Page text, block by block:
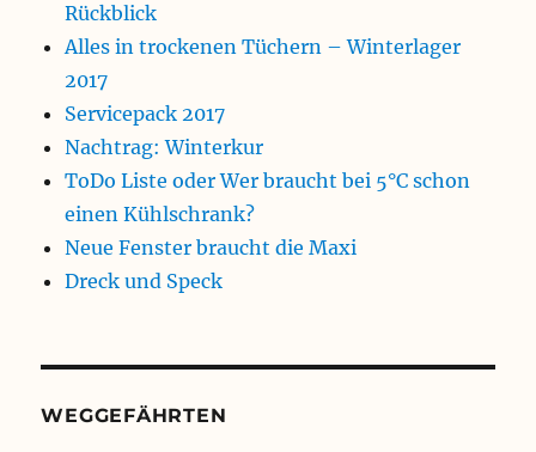
Rückblick
Alles in trockenen Tüchern – Winterlager
2017
Servicepack 2017
Nachtrag: Winterkur
ToDo Liste oder Wer braucht bei 5°C schon
einen Kühlschrank?
Neue Fenster braucht die Maxi
Dreck und Speck
WEGGEFÄHRTEN